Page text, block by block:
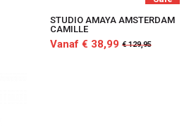
STUDIO AMAYA AMSTERDAM
CAMILLE
Vanaf € 38,99 € 129,95